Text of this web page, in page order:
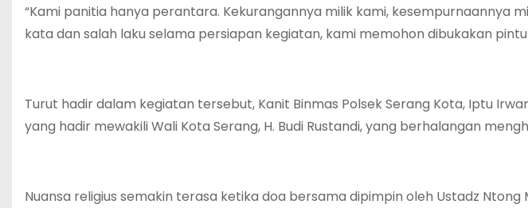
“Kami panitia hanya perantara. Kekurangannya milik kami, kesempurnaannya
kata dan salah laku selama persiapan kegiatan, kami memohon dibukakan
Turut hadir dalam kegiatan tersebut, Kanit Binmas Polsek Serang Kota, Iptu
yang hadir mewakili Wali Kota Serang, H. Budi Rustandi, yang berhalangan
Nuansa religius semakin terasa ketika doa bersama dipimpin oleh Ustadz Ntong